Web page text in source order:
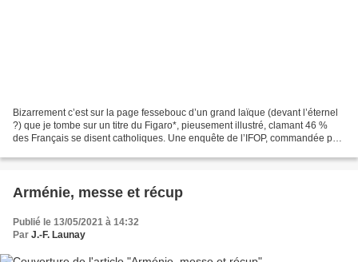
Bizarrement c’est sur la page fessebouc d’un grand laïque (devant l’éternel
?) que je tombe sur un titre du Figaro*, pieusement illustré, clamant 46 %
des Français se disent catholiques. Une enquête de l’IFOP, commandée par
Arménie, messe et récup
Publié le 13/05/2021 à 14:32
Par J.-F. Launay